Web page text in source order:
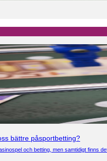
bättre påsportbetting?
och betting, men samtidigt finns